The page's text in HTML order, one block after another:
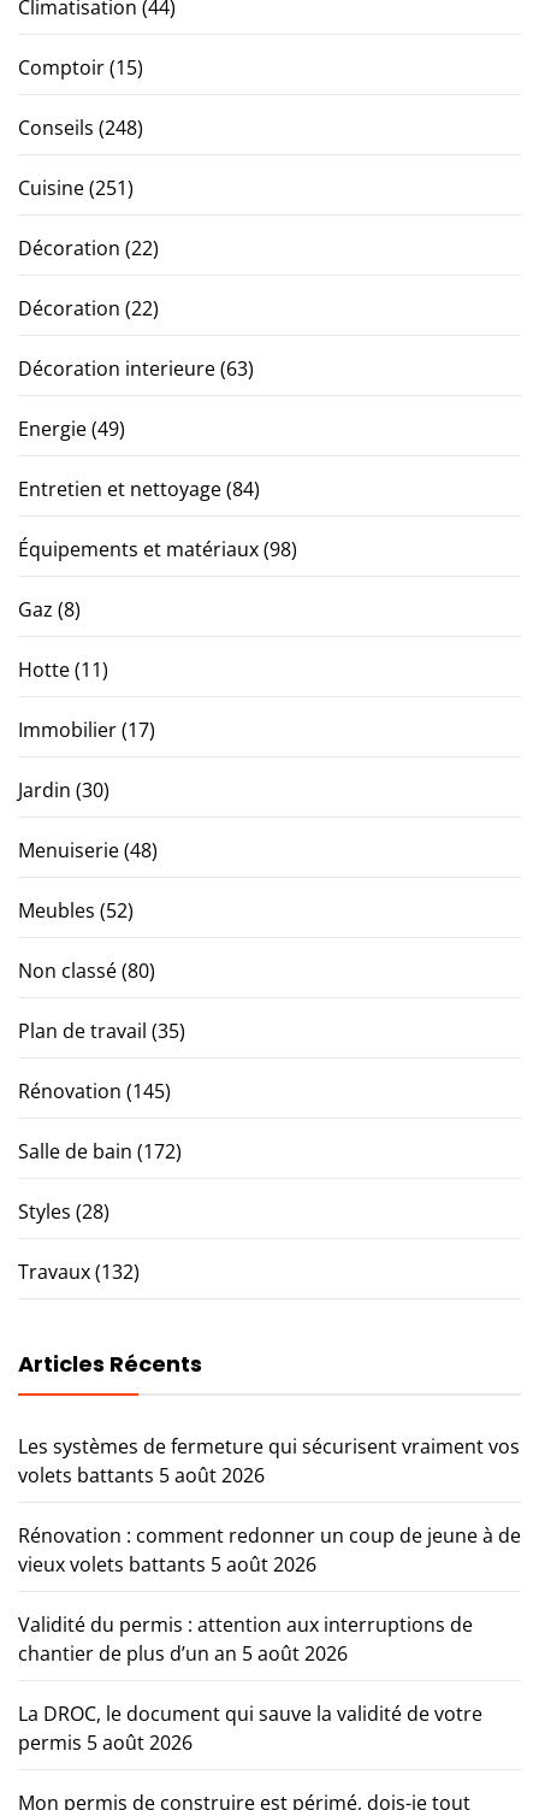
Climatisation (44)
Comptoir(15)
Conseils (248)
Cuisine(251)
Décoration (22)
Décoration (22)
Décoration interieure(63)
Energie(49)
Entretien et nettoyage(84)
Équipements et matériaux(98)
Gaz (8)
Hotte(11)
Immobilier(17)
Jardin (30)
Menuiserie(48)
Meubles (52)
Non classé(80)
Plan de travail (35)
Rénovation (145)
Salle de bain (172)
Styles (28)
Travaux(132)
Articles Récents
Les systèmes de fermeture qui sécurisent vraiment vos
volets battants 5 août 2026
Rénovation : comment redonner un coup de jeune à de
vieux volets battants 5 août 2026
Validité du permis : attention aux interruptions de
chantier de plus d’un an 5 août 2026
La DROC, le document qui sauve la validité de votre
permis 5 août 2026
Mon permis de construire est périmé, dois-je tout